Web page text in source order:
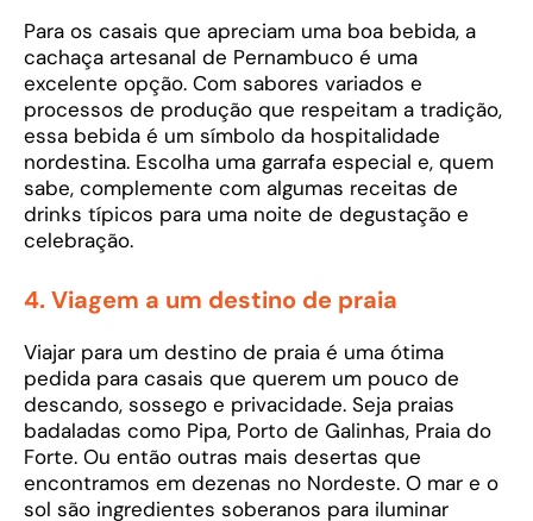
Para os casais que apreciam uma boa bebida, a
cachaça artesanal de Pernambuco é uma
excelente opção. Com sabores variados e
processos de produção que respeitam a tradição,
essa bebida é um símbolo da hospitalidade
nordestina. Escolha uma garrafa especial e, quem
sabe, complemente com algumas receitas de
drinks típicos para uma noite de degustação e
celebração.
4.Viagem a um destino de praia
Viajar para um destino de praia é uma ótima
pedida para casais que querem um pouco de
descando, sossego e privacidade. Seja praias
badaladas como Pipa, Porto de Galinhas, Praia do
Forte. Ou então outras mais desertas que
encontramos em dezenas no Nordeste. O mar e o
sol são ingredientes soberanos para iluminar